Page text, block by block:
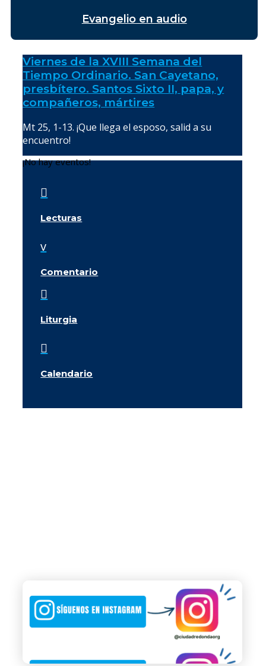
Evangelio en audio
Viernes de la XVIII Semana del
Tiempo Ordinario. San Cayetano,
presbítero. Santos Sixto II, papa, y
compañeros, mártires
Mt 25, 1-13. ¡Que llega el esposo, salid a su
encuentro!
¡No hay eventos!

Lecturas
v
Comentario

Liturgia

Calendario